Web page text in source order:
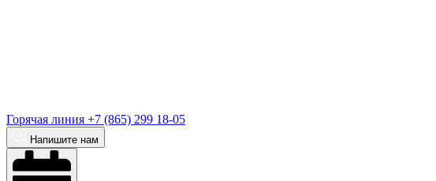
Горячая линия +7 (865) 299 18-05
Напишите нам